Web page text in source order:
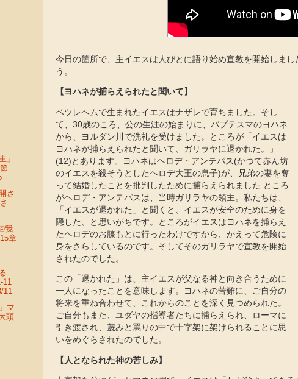
今日の箇所で、主イエスは人びとに語り始め宣教を開始しま
う。
【ヨハネが捕らえられたと聞いて】
ベツレヘムで生まれたイエスはナザレで育ちました。そし
て、30歳のころ、公の生涯の始まりに、バプテスマのヨハネ
から、ヨルダン川で洗礼を受けました。ところが「イエスは
ヨハネが捕らえられたと聞いて、ガリラヤに退かれた。」
(12)とあります。ヨハネはヘロデ・アンテパス(かつて赤ん坊
のイエスを殺そうとしたヘロデ大王の息子)が、兄弟の妻を奪
って結婚したことを批判したために捕らえられました.ところ
がヘロデ・アンテパスは、当時ガリラヤの領主。私たちは、
「イエスが退かれた」と聞くと、イエスが安全のために身を
隠した、と思いがちです。ところがイエスはヨハネを捕らえ
たヘロデのお膝もとに行ったわけですから、かえって危険に
身をさらしているのです。そしてそのガリラヤで宣教を開始
されたのでした。
この「退かれた」は、主イエスが父なる神と向き合うために
一人になったことを意味します。ヨハネの苦難に、ご自分の
将来を重ね合わせて、これからのことを深く見つめられた。
ご自分もまた、ユダヤの指導者たちに捕らえられ、ローマに
引き渡され、蔑みと罵りの中で十字架に架けられることに思
いをめぐらされたのでした。
【人となられた神の苦しみ】
」
さ
我
章
11
マ
頭